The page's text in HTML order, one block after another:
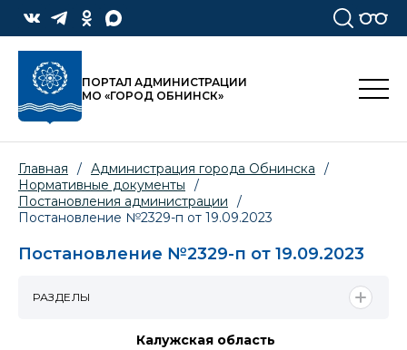
ПОРТАЛ АДМИНИСТРАЦИИ
МО «ГОРОД ОБНИНСК»
Главная / Администрация города Обнинска
/
Нормативные документы
/
Постановления администрации
/
Постановление №2329-п от 19.09.2023
Постановление №2329-п от 19.09.2023
Калужская область
РАЗДЕЛЫ